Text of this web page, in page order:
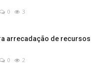
0 3
arrecadação de recursos
0 2